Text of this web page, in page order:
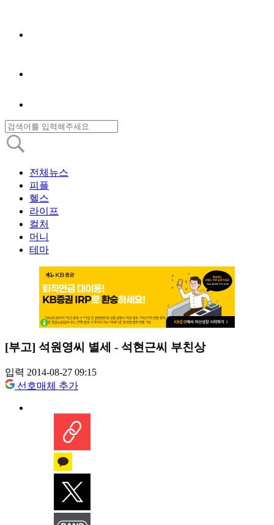
전체뉴스
피플
헬스
라이프
컬처
머니
테마
[부고] 석원영씨 별세 - 석현근씨 부친상
입력 2014-08-27 09:15
선호매체 추가